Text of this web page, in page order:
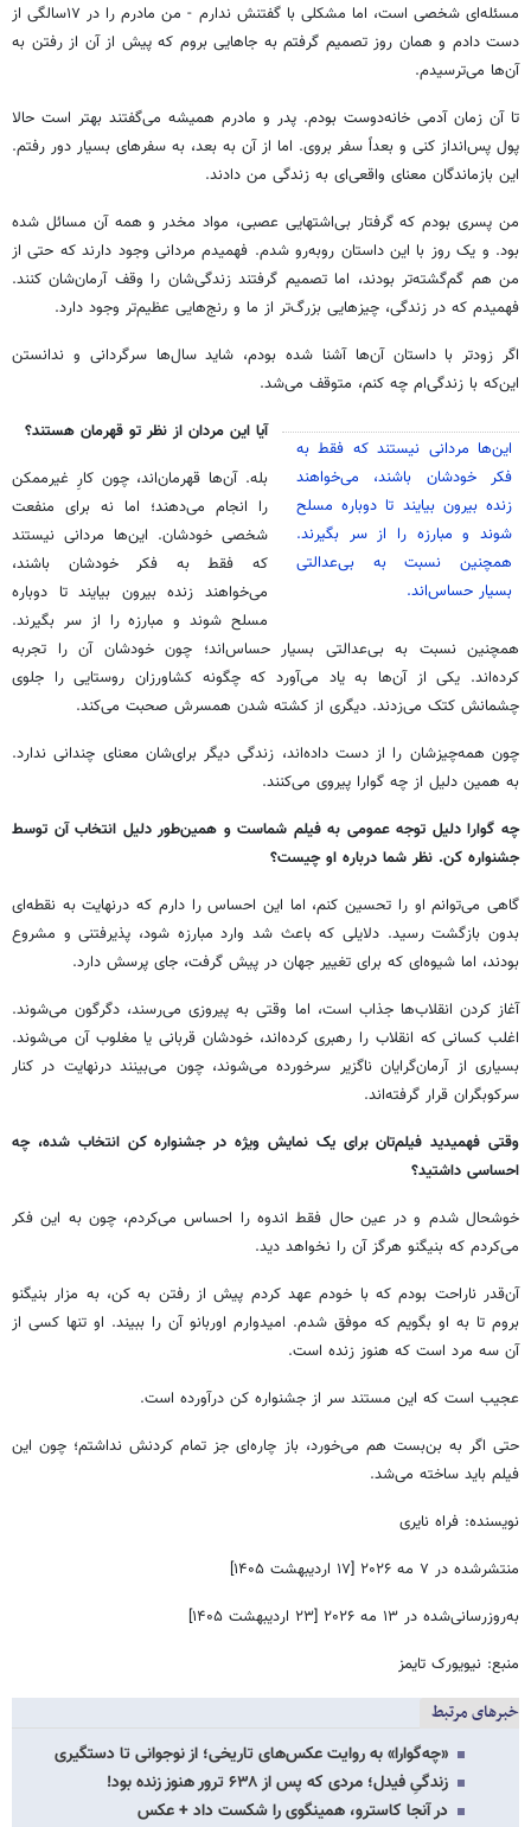
مسئله‌ای شخصی است، اما مشکلی با گفتنش ندارم - من مادرم را در ۱۷سالگی از
دست دادم و همان روز تصمیم گرفتم به جاهایی بروم که پیش از آن از رفتن به
آن‌ها می‌ترسیدم.
تا آن زمان آدمی خانه‌دوست بودم. پدر و مادرم همیشه می‌گفتند بهتر است حالا
پول پس‌انداز کنی و بعداً سفر بروی. اما از آن به بعد، به سفرهای بسیار دور رفتم.
این بازماندگان معنای واقعی‌ای به زندگی من دادند.
من پسری بودم که گرفتار بی‌اشتهایی عصبی، مواد مخدر و همه آن مسائل شده
بود. و یک روز با این داستان روبه‌رو شدم. فهمیدم مردانی وجود دارند که حتی از
من هم گم‌گشته‌تر بودند، اما تصمیم گرفتند زندگی‌شان را وقف آرمان‌شان کنند.
فهمیدم که در زندگی، چیزهایی بزرگ‌تر از ما و رنج‌هایی عظیم‌تر وجود دارد.
اگر زودتر با داستان آن‌ها آشنا شده بودم، شاید سال‌ها سرگردانی و ندانستن
این‌که با زندگی‌ام چه کنم، متوقف می‌شد.
این‌ها مردانی نیستند که فقط به
فکر خودشان باشند، می‌خواهند
زنده بیرون بیایند تا دوباره مسلح
شوند و مبارزه را از سر بگیرند.
همچنین نسبت به بی‌عدالتی
بسیار حساس‌اند.
آیا این مردان از نظر تو قهرمان هستند؟
بله. آن‌ها قهرمان‌اند، چون کارِ غیرممکن
را انجام می‌دهند؛ اما نه برای منفعت
شخصی خودشان. این‌ها مردانی نیستند
که فقط به فکر خودشان باشند،
می‌خواهند زنده بیرون بیایند تا دوباره
مسلح شوند و مبارزه را از سر بگیرند.
همچنین نسبت به بی‌عدالتی بسیار حساس‌اند؛ چون خودشان آن را تجربه
کرده‌اند. یکی از آن‌ها به یاد می‌آورد که چگونه کشاورزان روستایی را جلوی
چشمانش کتک می‌زدند. دیگری از کشته شدن همسرش صحبت می‌کند.
چون همه‌چیزشان را از دست داده‌اند، زندگی دیگر برای‌شان معنای چندانی ندارد.
به همین دلیل از چه گوارا پیروی می‌کنند.
چه گوارا دلیل توجه عمومی به فیلم شماست و همین‌طور دلیل انتخاب آن توسط
جشنواره کن. نظر شما درباره او چیست؟
گاهی می‌توانم او را تحسین کنم، اما این احساس را دارم که درنهایت به نقطه‌ای
بدون بازگشت رسید. دلایلی که باعث شد وارد مبارزه شود، پذیرفتنی و مشروع
بودند، اما شیوه‌ای که برای تغییر جهان در پیش گرفت، جای پرسش دارد.
آغاز کردن انقلاب‌ها جذاب است، اما وقتی به پیروزی می‌رسند، دگرگون می‌شوند.
اغلب کسانی که انقلاب را رهبری کرده‌اند، خودشان قربانی یا مغلوب آن می‌شوند.
بسیاری از آرمان‌گرایان ناگزیر سرخورده می‌شوند، چون می‌بینند درنهایت در کنار
سرکوبگران قرار گرفته‌اند.
وقتی فهمیدید فیلم‌تان برای یک نمایش ویژه در جشنواره کن انتخاب شده، چه
احساسی داشتید؟
خوشحال شدم و در عین حال فقط اندوه را احساس می‌کردم، چون به این فکر
می‌کردم که بنیگنو هرگز آن را نخواهد دید.
آن‌قدر ناراحت بودم که با خودم عهد کردم پیش از رفتن به کن، به مزار بنیگنو
بروم تا به او بگویم که موفق شدم. امیدوارم اوربانو آن را ببیند. او تنها کسی از
آن سه مرد است که هنوز زنده است.
عجیب است که این مستند سر از جشنواره کن درآورده است.
حتی اگر به بن‌بست هم می‌خورد، باز چاره‌ای جز تمام کردنش نداشتم؛ چون این
فیلم باید ساخته می‌شد.
نویسنده: فراه نایری
منتشرشده در ۷ مه ۲۰۲۶ [۱۷ اردیبهشت ۱۴۰۵]
به‌روزرسانی‌شده در ۱۳ مه ۲۰۲۶ [۲۳ اردیبهشت ۱۴۰۵]
منبع: نیویورک تایمز
خبرهای مرتبط
«چه‌گوارا» به روایت عکس‌های تاریخی؛ از نوجوانی تا دستگیری
زندگیِ فیدل؛ مردی که پس از ۶۳۸ ترور هنوز زنده بود!
در آنجا کاسترو، همینگوی را شکست داد + عکس